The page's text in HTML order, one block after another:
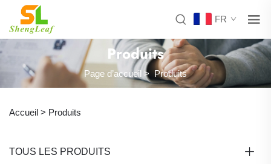
FR
Produits
Page d’accueil > Produits
Accueil > Produits
TOUS LES PRODUITS